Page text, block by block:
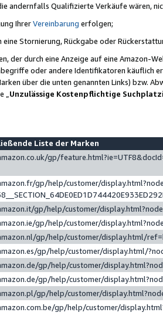
andernfalls Qualifizierte Verkäufe wären,
IhrerVereinbarung erfolgen;
Stornierung, Rückgabe oder
der durch eine Anzeige auf eine Amazon-
oder andere Identifikatoren käuflich
über die unten genannten Links) bzw.
Unzulässige Kostenpflichtige
Liste der Marken
gp/
gp/help/customer/
gp/help/customer/
gp/help/customer/
gp/help/customer/display.html/
gp/help/customer/display.html/
gp/help/customer/
gp/help/customer/
gp/help/customer/
gp/help/customer/